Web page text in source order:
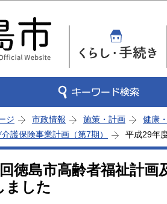
こ
ジ 市政情報 施策・計画 健康
護保険事業計画（第7期）
平成29年
徳島市高齢者福祉計画
ました